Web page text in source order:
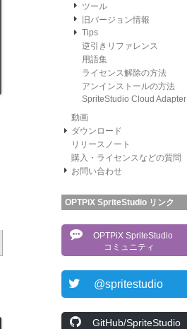
ツール
旧バージョン情報
Tips
逆引きリファレンス
用語集
ライセンス解除の方法
アンインストールの方法
SpriteStudio Cloud Adapter
動画
ダウンロード
リリースノート
購入・ライセンスなどの質問
お問い合わせ
OPTPiX SpriteStudio リンク
OPTPiX SpriteStudio
コミュニティ
@spritestudio
GitHub/SpriteStudio